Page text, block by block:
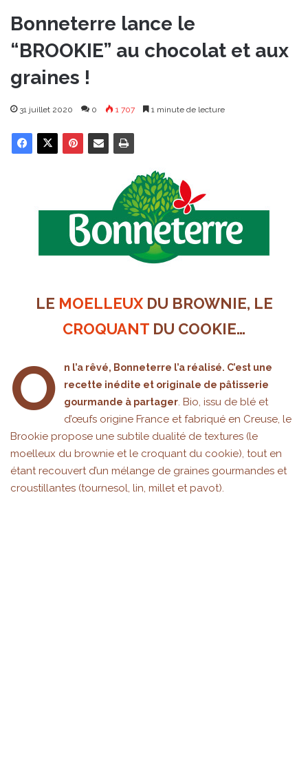
Bonneterre lance le
“BROOKIE” au chocolat et aux
graines !
31 juillet 2020 0 1 707 1 minute de lecture
LE MOELLEUXDU BROWNIE, LE
CROQUANT DU COOKIE…
O
n l’a rêvé, Bonneterre l’a réalisé. C’est une
recette inédite et originale de pâtisserie
gourmande à partager. Bio, issu de blé et
d’œufs origine France et fabriqué en Creuse, le
Brookie propose une subtile dualité de textures (le
moelleux du brownie et le croquant du cookie), tout en
étant recouvert d’un mélange de graines gourmandes et
croustillantes (tournesol, lin, millet et pavot).